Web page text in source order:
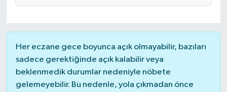
Her eczane gece boyunca açık olmayabilir, bazıları
sadece gerektiğinde açık kalabilir veya
beklenmedik durumlar nedeniyle nöbete
gelemeyebilir. Bu nedenle, yola çıkmadan önce